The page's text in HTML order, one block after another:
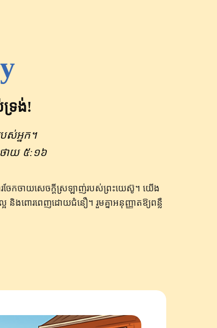
រង់!
បស់​អ្នក។
ថាយ ៥:១៦
រ​ចែក​ចាយ​សេចក្ដី​ស្រឡាញ់​របស់​ព្រះ​យេស៊ូ។ យើង
អ និង​ពោរពេញ​ដោយ​ជំនឿ។ រួមគ្នាអនុញ្ញាតឱ្យពន្លឺ